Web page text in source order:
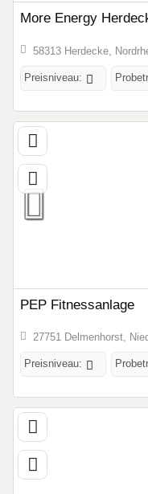
More Energy
58313 Herdecke,
Preisniveau:
PEP Fitnessanlage
27751 Delmenhorst,
Preisniveau: